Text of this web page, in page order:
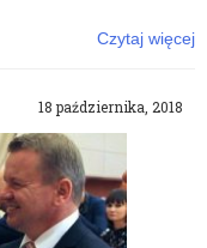
Czytaj więcej
18 października, 2018